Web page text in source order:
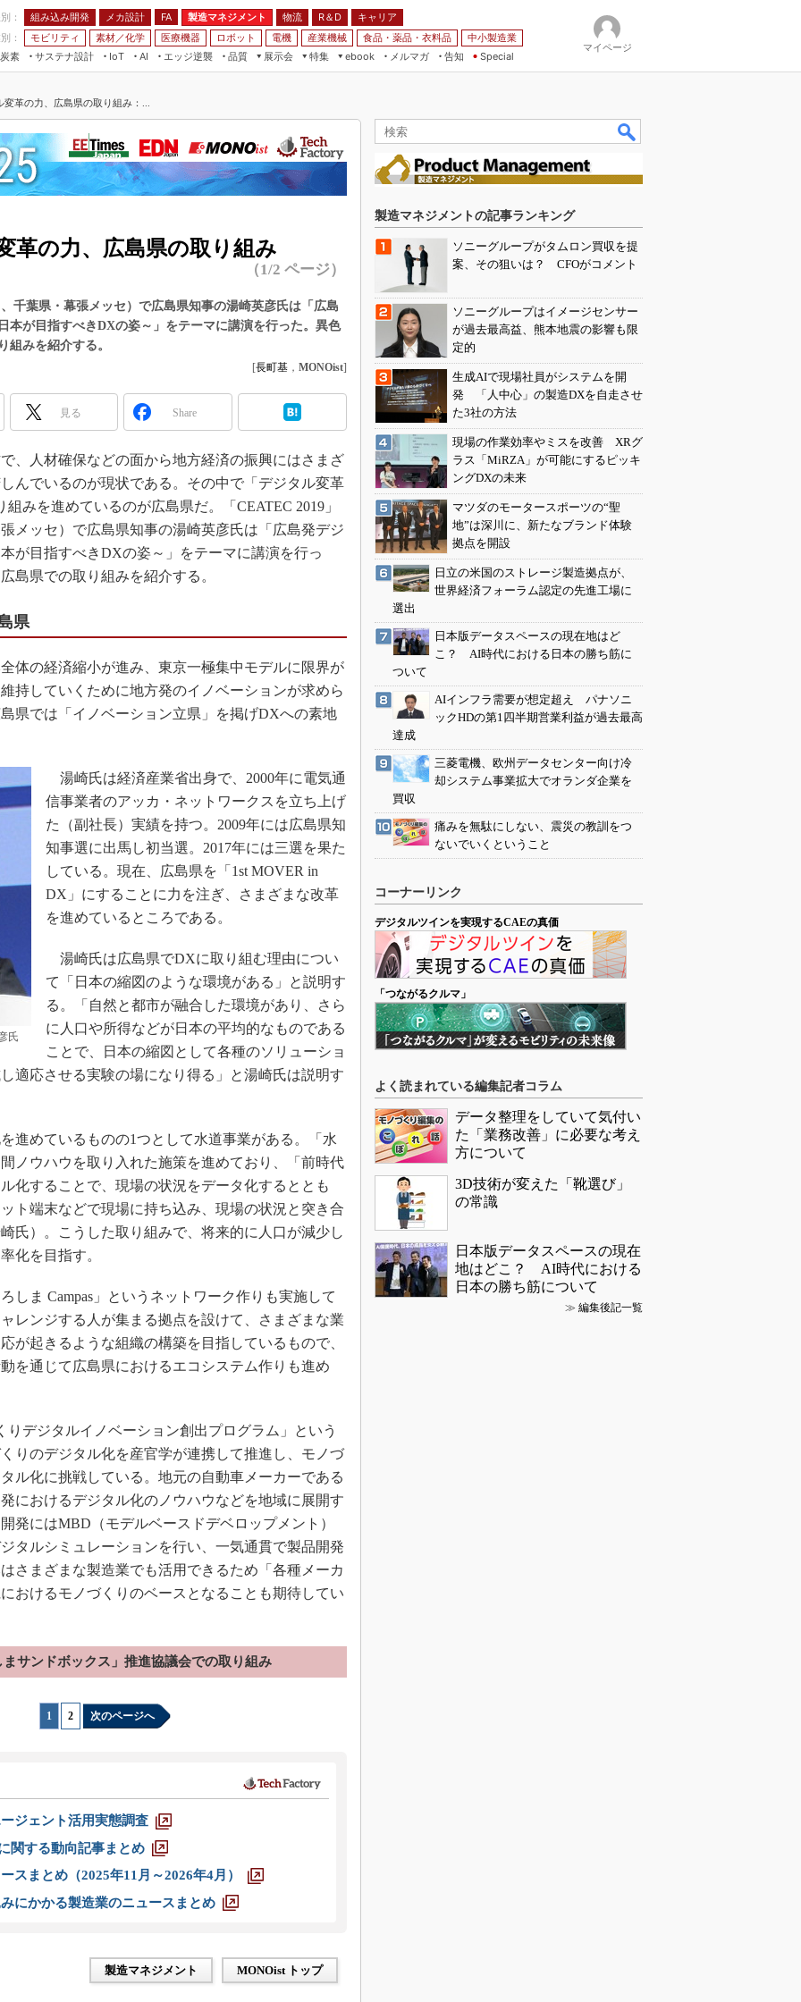
： 組み込み開発 メカ設計 FA 製造マネジメント 物流 R＆D
キャリア
：
モビリティ 素材／化学 医療機器 ロボット 電機 産業機械 食品・薬品・衣料品
中小製造業
素
サステナ設計 IoT
AI
全
エッジ逆襲 品質
展示会
JIMTOF
組込み/エッジ コンピューティング
展＆IoT/5Gソリューション展
IIFES
国際ロボット展
TECHNO-FRONTIER
スマート工場EXPO
EdgeTech+
AUTOMOTIVE WORLD
産業オープンネット展
特集
つながるクルマ
VR／AR
フィールドサービス
組み込み画像技術
Windows Embedded
車載ソフト開発
3Dプリンタ
デジタルツインとCAE
S＆OP
インダストリー4.0
イノベーション
製造業ビッグデータ
メイドインジャパン
グローバル設計・開発
制御セキュリティ
ebook
FA
モビリティ
メルマガ
告知 Special
マイページ
革の力、広島県の取り組み：...
革の力、広島県の取り組み
（1/2 ページ）
千葉県・幕張メッセ）で広島県知事の湯崎英彦氏は「広島
本が目指すべきDXの姿～」をテーマに講演を行った。異色
組みを紹介する。
[長町基 ， MONOist]
見る Share
人材確保などの面から地方経済の振興にはさまざ
んでいるのが現状である。その中で「デジタル変革
みを進めているのが広島県だ。「CEATEC 2019」
メッセ）で広島県知事の湯崎英彦氏は「広島発デジ
が目指すべきDXの姿～」をテーマに講演を行っ
島県での取り組みを紹介する。
県
の経済縮小が進み、東京一極集中モデルに限界が
持していくために地方発のイノベーションが求めら
県では「イノベーション立県」を掲げDXへの素地
氏
湯崎氏は経済産業省出身で、2000年に電気通
信事業者のアッカ・ネットワークスを立ち上げ
た（副社長）実績を持つ。2009年には広島県知
知事選に出馬し初当選。2017年には三選を果た
している。現在、広島県を「1st MOVER in
DX」にすることに力を注ぎ、さまざまな改革
を進めているところである。
湯崎氏は広島県でDXに取り組む理由につい
て「日本の縮図のような環境がある」と説明す
る。「自然と都市が融合した環境があり、さら
に人口や所得などが日本の平均的なものである
ことで、日本の縮図として各種のソリューショ
適応させる実験の場になり得る」と湯崎氏は説明す
めているものの1つとして水道事業がある。「水
ノウハウを取り入れた施策を進めており、「前時代
化することで、現場の状況をデータ化するととも
ト端末などで現場に持ち込み、現場の状況と突き合
氏）。こうした取り組みで、将来的に人口が減少し
化を目指す。
ま Campas」というネットワーク作りも実施して
レンジする人が集まる拠点を設けて、さまざまな業
が起きるような組織の構築を目指しているもので、
を通じて広島県におけるエコシステム作りも進め
デジタルイノベーション創出プログラム」という
りのデジタル化を産官学が連携して推進し、モノづ
ル化に挑戦している。地元の自動車メーカーである
におけるデジタル化のノウハウなどを地域に展開す
発にはMBD（モデルベースドデベロップメント）
タルシミュレーションを行い、一気通貫で製品開発
さまざまな製造業でも活用できるため「各種メーカ
おけるモノづくりのベースとなることも期待してい
サンドボックス」推進協議会での取り組み
1 2 次のページへ
ジェント活用実態調査
関する動向記事まとめ
スまとめ（2025年11月～2026年4月）
にかかる製造業のニュースまとめ
製造マネジメント MONOist トップ
製造マネジメントの記事ランキング
ソニーグループがタムロン買収を提
案、その狙いは？ CFOがコメント
ソニーグループはイメージセンサー
が過去最高益、熊本地震の影響も限
定的
生成AIで現場社員がシステムを開
発 「人中心」の製造DXを自走させ
た3社の方法
現場の作業効率やミスを改善 XRグ
ラス「MiRZA」が可能にするピッキ
ングDXの未来
マツダのモータースポーツの“聖
地”は深川に、新たなブランド体験
拠点を開設
日立の米国のストレージ製造拠点が、
世界経済フォーラム認定の先進工場に
選出
日本版データスペースの現在地はど
こ？ AI時代における日本の勝ち筋に
ついて
AIインフラ需要が想定超え パナソニ
ックHDの第1四半期営業利益が過去最高
達成
三菱電機、欧州データセンター向け冷
却システム事業拡大でオランダ企業を
買収
痛みを無駄にしない、震災の教訓をつ
ないでいくということ
コーナーリンク
デジタルツインを実現するCAEの真価
「つながるクルマ」
よく読まれている編集記者コラム
データ整理をしていて気付い
た「業務改善」に必要な考え
方について
3D技術が変えた「靴選び」
の常識
日本版データスペースの現在
地はどこ？ AI時代における
日本の勝ち筋について
≫ 編集後記一覧